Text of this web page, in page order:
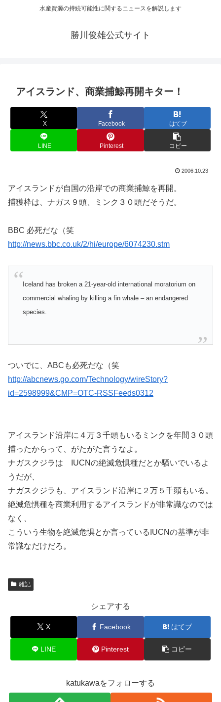
水産資源の持続可能性に関するニュースを解説します
勝川俊雄公式サイト
アイスランド、商業捕鯨再開キター！
X Facebook はてブ
LINE Pinterest コピー
2006.10.23
アイスランドが自国の沿岸での商業捕鯨を再開。
捕獲枠は、ナガス９頭、ミンク３０頭だそうだ。
BBC 必死だな（笑
http://news.bbc.co.uk/2/hi/europe/6074230.stm
Iceland has broken a 21-year-old international moratorium on
commercial whaling by killing a fin whale – an endangered
species.
ついでに、ABCも必死だな（笑
http://abcnews.go.com/Technology/wireStory?
id=2598999&CMP=OTC-RSSFeeds0312
アイスランド沿岸に４万３千頭もいるミンクを年間３０頭
捕ったからって、がたがた言うなよ。
ナガスクジラは IUCNの絶滅危惧種だとか騒いでいるよ
うだが、
ナガスクジラも、アイスランド沿岸に２万５千頭もいる。
絶滅危惧種を商業利用するアイスランドが非常識なのでは
なく、
こういう生物を絶滅危惧とか言っているIUCNの基準が非
常識なだけだろ。
雑記
シェアする
X Facebook はてブ
LINE Pinterest コピー
katukawaをフォローする